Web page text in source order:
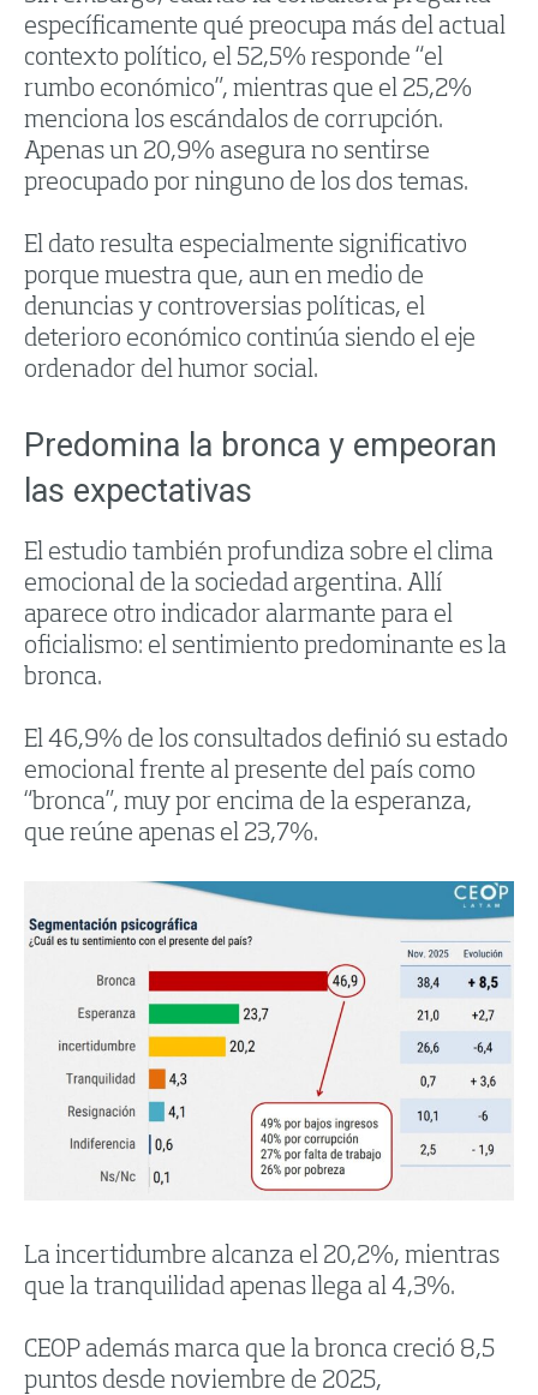
específicamente qué preocupa más del actual
contexto político, el 52,5% responde “el
rumbo económico”, mientras que el 25,2%
menciona los escándalos de corrupción.
Apenas un 20,9% asegura no sentirse
preocupado por ninguno de los dos temas.
El dato resulta especialmente significativo
porque muestra que, aun en medio de
denuncias y controversias políticas, el
deterioro económico continúa siendo el eje
ordenador del humor social.
Predomina la bronca y empeoran
las expectativas
El estudio también profundiza sobre el clima
emocional de la sociedad argentina. Allí
aparece otro indicador alarmante para el
oficialismo: el sentimiento predominante es la
bronca.
El 46,9% de los consultados definió su estado
emocional frente al presente del país como
“bronca”, muy por encima de la esperanza,
que reúne apenas el 23,7%.
La incertidumbre alcanza el 20,2%, mientras
que la tranquilidad apenas llega al 4,3%.
CEOP además marca que la bronca creció 8,5
puntos desde noviembre de 2025,